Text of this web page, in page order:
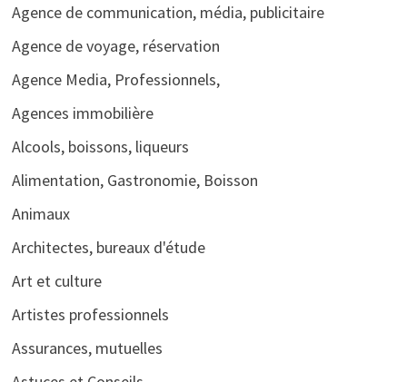
Agence de communication, média, publicitaire
Agence de voyage, réservation
Agence Media, Professionnels,
Agences immobilière
Alcools, boissons, liqueurs
Alimentation, Gastronomie, Boisson
Animaux
Architectes, bureaux d'étude
Art et culture
Artistes professionnels
Assurances, mutuelles